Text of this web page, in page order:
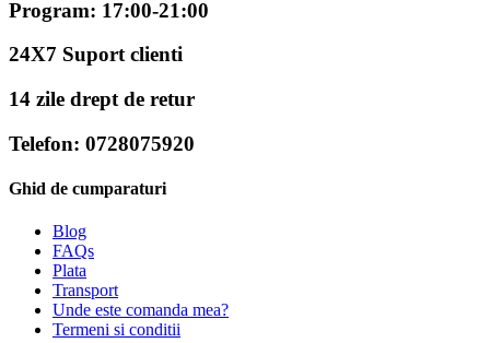
Program: 17:00-21:00
24X7 Suport clienti
14 zile drept de retur
Telefon: 0728075920
Ghid de cumparaturi
Blog
FAQs
Plata
Transport
Unde este comanda mea?
Termeni si conditii